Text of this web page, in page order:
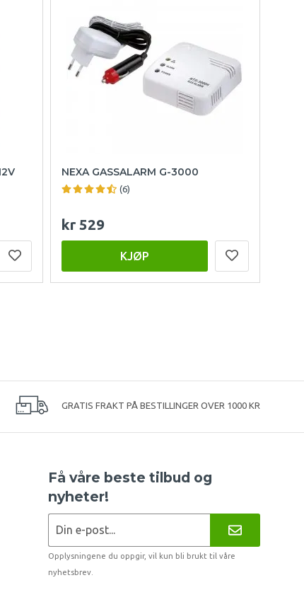
NEXA GASSALARM G-3000
(6)
kr 529
KJØP
GRATIS FRAKT PÅ BESTILLINGER OVER 1000 KR
Få våre beste tilbud og
nyheter!
Opplysningene du oppgir, vil kun bli brukt til våre
nyhetsbrev.